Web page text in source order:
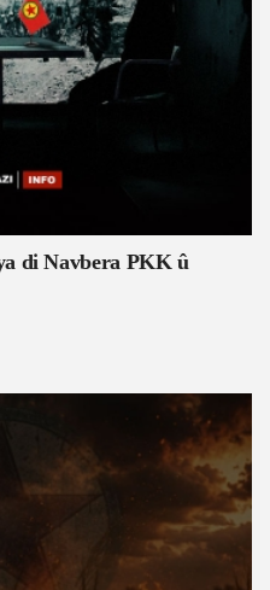
di Navbera PKK û